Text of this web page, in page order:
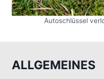
Autoschlüssel
ALLGEMEINES